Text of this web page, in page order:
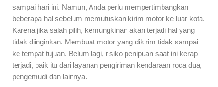
sampai hari ini. Namun, Anda perlu mempertimbangkan
beberapa hal sebelum memutuskan kirim motor ke luar kota.
Karena jika salah pilih, kemungkinan akan terjadi hal yang
tidak diinginkan. Membuat motor yang dikirim tidak sampai
ke tempat tujuan. Belum lagi, risiko penipuan saat ini kerap
terjadi, baik itu dari layanan pengiriman kendaraan roda dua,
pengemudi dan lainnya.